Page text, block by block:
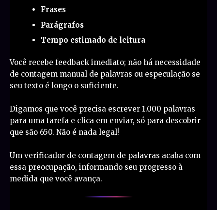
Frases
Parágrafos
Tempo estimado de leitura
Você recebe feedback imediato; não há necessidade
de contagem manual de palavras ou especulação se
seu texto é longo o suficiente.
Digamos que você precisa escrever 1.000 palavras
para uma tarefa e clica em enviar, só para descobrir
que são 650. Não é nada legal!
Um verificador de contagem de palavras acaba com
essa preocupação, informando seu progresso à
medida que você avança.